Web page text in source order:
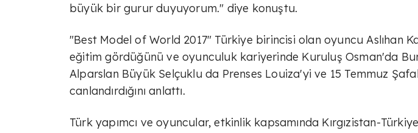
büyük bir gurur duyuyorum." diye konuştu.
"Best Model of World 2017" Türkiye birincisi olan oyuncu Aslıhan
eğitim gördüğünü ve oyunculuk kariyerinde Kuruluş Osman'da
Alparslan Büyük Selçuklu da Prenses Louiza'yi ve 15 Temmuz
canlandırdığını anlattı.
Türk yapımcı ve oyuncular, etkinlik kapsamında Kırgızistan-